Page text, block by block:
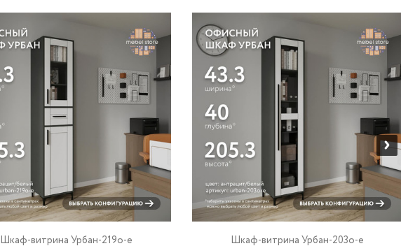
Шкаф-витрина Урбан-219o-e Шкаф-витрина Урбан-203o-e